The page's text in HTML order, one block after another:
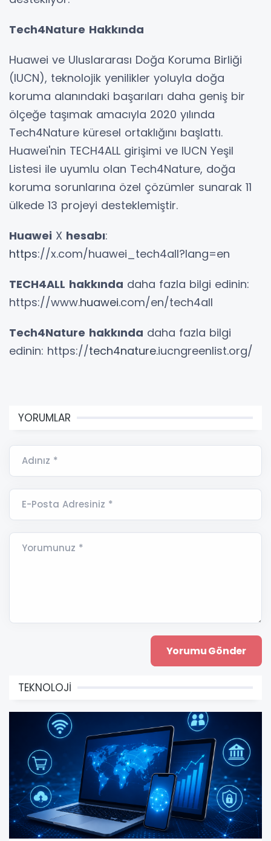
Tech4Nature Hakkında
Huawei ve Uluslararası Doğa Koruma Birliği
(IUCN), teknolojik yenilikler yoluyla doğa
koruma alanındaki başarıları daha geniş bir
ölçeğe taşımak amacıyla 2020 yılında
Tech4Nature küresel ortaklığını başlattı.
Huawei'nin TECH4ALL girişimi ve IUCN Yeşil
Listesi ile uyumlu olan Tech4Nature, doğa
koruma sorunlarına özel çözümler sunarak 11
ülkede 13 projeyi desteklemiştir.
Huawei X hesabı:
https://x.com/huawei_tech4all?lang=en
TECH4ALL hakkında daha fazla bilgi edinin:
https://www.huawei.com/en/tech4all
Tech4Nature hakkında daha fazla bilgi
edinin: https://tech4nature.iucngreenlist.org/
YORUMLAR
Adınız *
E-Posta Adresiniz *
Yorumunuz *
TEKNOLOJİ